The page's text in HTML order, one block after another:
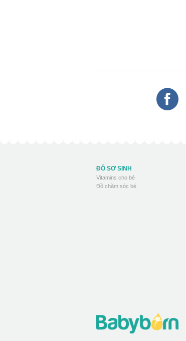
ĐỒ SƠ SINH
Vitamins cho bé
Đồ chăm sóc bé